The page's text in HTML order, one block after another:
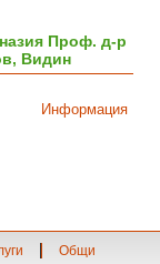
Проф. д-р
Видин
Информация
Общи